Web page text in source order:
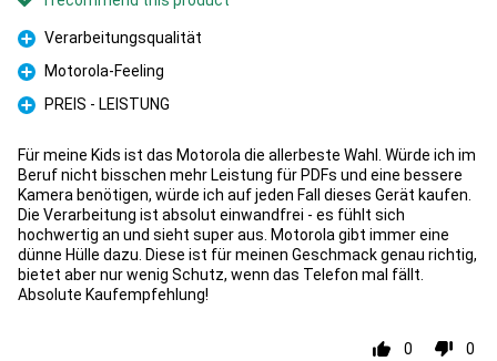
Pro
Verarbeitungsqualität
Pro
Motorola-Feeling
Pro
PREIS - LEISTUNG
Für meine Kids ist das Motorola die allerbeste Wahl. Würde ich im
Beruf nicht bisschen mehr Leistung für PDFs und eine bessere
Kamera benötigen, würde ich auf jeden Fall dieses Gerät kaufen.
Die Verarbeitung ist absolut einwandfrei - es fühlt sich
hochwertig an und sieht super aus. Motorola gibt immer eine
dünne Hülle dazu. Diese ist für meinen Geschmack genau richtig,
bietet aber nur wenig Schutz, wenn das Telefon mal fällt.
Absolute Kaufempfehlung!
0 0